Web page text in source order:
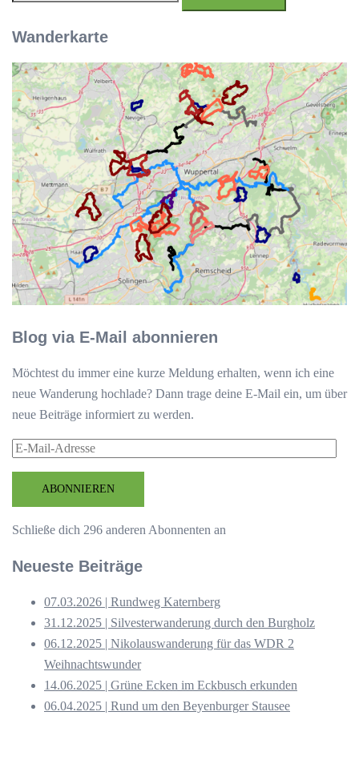
Wanderkarte
Blog via E-Mail abonnieren
Möchtest du immer eine kurze Meldung erhalten, wenn ich eine
neue Wanderung hochlade? Dann trage deine E-Mail ein, um über
neue Beiträge informiert zu werden.
E-
AdresseABONNIEREN
Schließe dich 296 anderen Abonnenten an
Neueste Beiträge
07.03.2026 | Rundweg Katernberg
31.12.2025 | Silvesterwanderung durch den Burgholz
06.12.2025 | Nikolauswanderung für das WDR 2
Weihnachtswunder
14.06.2025 | Grüne Ecken im Eckbusch erkunden
06.04.2025 | Rund um den Beyenburger Stausee